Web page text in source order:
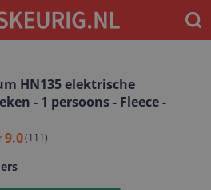
HN135 elektrische
- 1 persoons - Fleece -
9.0(111)